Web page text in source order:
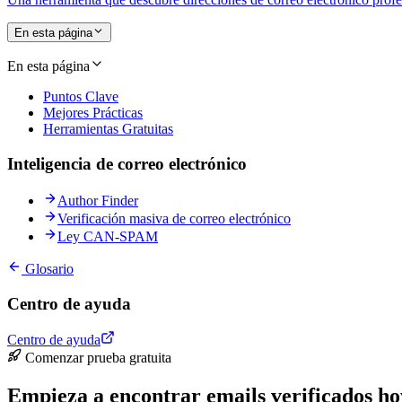
En esta página
En esta página
Puntos Clave
Mejores Prácticas
Herramientas Gratuitas
Inteligencia de correo electrónico
Author Finder
Verificación masiva de correo electrónico
Ley CAN-SPAM
Glosario
Centro de ayuda
Centro de ayuda
Comenzar prueba gratuita
Empieza a encontrar emails verificados